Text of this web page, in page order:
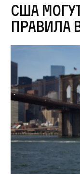
США
правила